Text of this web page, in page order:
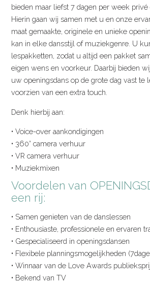
bieden maar liefst 7 dagen per week privé
Hierin gaan wij samen met u en onze
maat gemaakte, originele en unieke
kan in elke dansstijl of muziekgenre. U
lespakketten, zodat u altijd een pakket
eigen wens en voorkeur. Daarbij bieden
uw openingsdans op de grote dag vast te
voorzien van een extra touch.
Denk hierbij aan:
• Voice-over aankondigingen
• 360° camera verhuur
• VR camera verhuur
• Muziekmixen
Voordelen van
een rij:
• Samen genieten van de danslessen
• Enthousiaste, professionele en ervaren
• Gespecialiseerd in openingsdansen
• Flexibele planningsmogelijkheden
• Winnaar van de Love Awards
• Bekend van TV